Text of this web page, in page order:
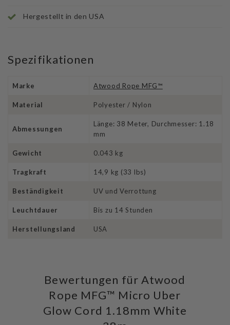
Hergestellt in den USA
Spezifikationen
Marke Atwood Rope MFG™
Material Polyester / Nylon
Abmessungen
Länge: 38 Meter, Durchmesser: 1.18
mm
Gewicht 0.043 kg
Tragkraft 14,9 kg (33 lbs)
Beständigkeit UV und Verrottung
Leuchtdauer Bis zu 14 Stunden
Herstellungsland USA
Bewertungen für Atwood
Rope MFG™ Micro Uber
Glow Cord 1.18mm White